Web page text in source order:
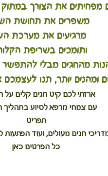
מפחיתים את הצורך במתוק
משפרים את תחושת
מרגיעים את מערכת
ותומכים בשריפת
מהחגים מבלי
ומהנים יותר, תנו
ארזתי לכם קיט חגים קלים
עם צמחי מרפא לסיוע בתהליך
תפריט
חגים מעולים, ועוד הפתעות
כל הפרטים כאן